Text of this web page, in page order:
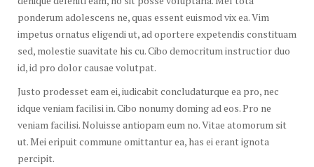
ponderum adolescens ne, quas essent euismod vix ea. Vim
impetus ornatus eligendi ut, ad oportere expetendis constituam
sed, molestie suavitate his cu. Cibo democritum instructior duo
id, id pro dolor causae volutpat.
Justo prodesset eam ei, iudicabit concludaturque ea pro, nec
idque veniam facilisi in. Cibo nonumy doming ad eos. Pro ne
veniam facilisi. Noluisse antiopam eum no. Vitae atomorum sit
ut. Mei eripuit commune omittantur ea, has ei erant ignota
percipit.